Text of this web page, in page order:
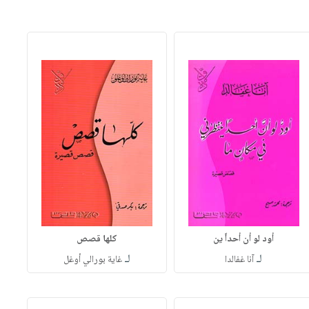
أود لو أن أحداً ين
لـآنا غفالدا
كلها قصص
لـغاية بورالي أوغل